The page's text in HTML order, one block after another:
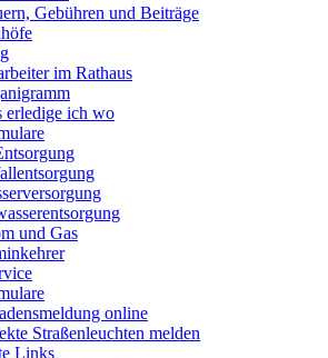
Gebühren und Beiträge
im Rathaus
erledige ich wo
und Gas
online
Straßenleuchten melden
Links